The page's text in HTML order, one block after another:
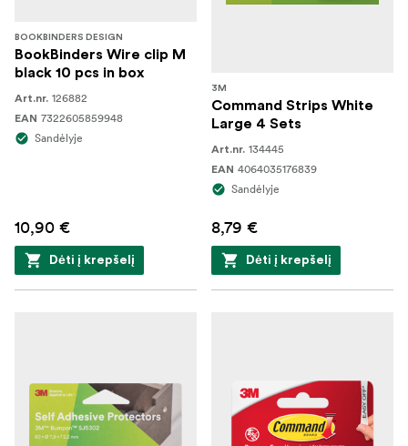
BOOKBINDERS DESIGN
BookBinders Wire clip M
black 10 pcs in box
Art.nr. 126882
EAN 7322605859948
Sandėlyje
10,90 €
Dėti į krepšelį
3M
Command Strips White
Large 4 Sets
Art.nr. 134445
EAN 4064035176839
Sandėlyje
8,79 €
Dėti į krepšelį